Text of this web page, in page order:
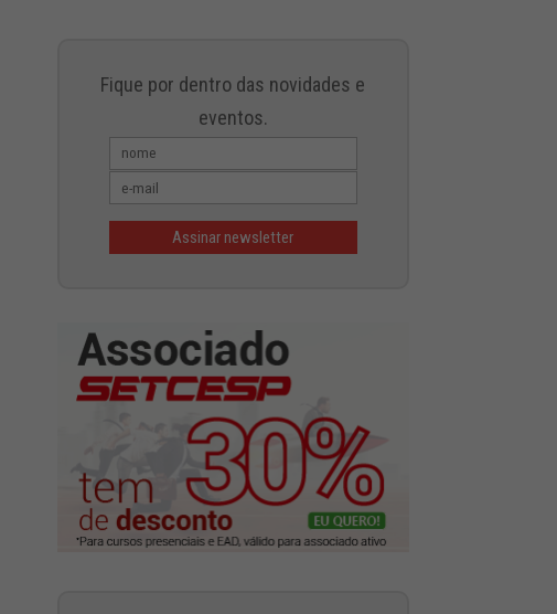
Fique por dentro das novidades e
eventos.